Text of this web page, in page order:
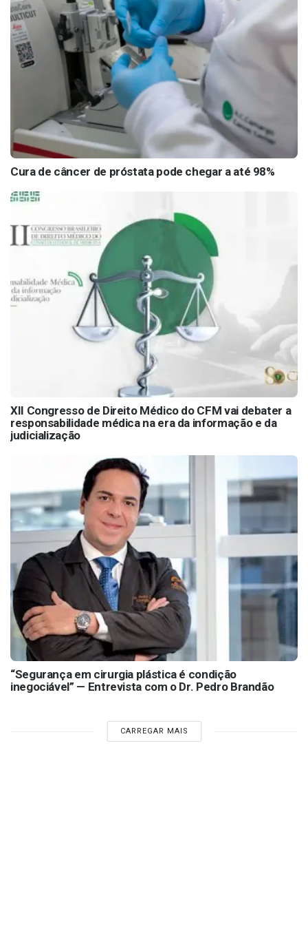
Cura de câncer de próstata pode chegar a até 98%
XII Congresso de Direito Médico do CFM vai debater a
responsabilidade médica na era da informação e da
judicialização
“Segurança em cirurgia plástica é condição
inegociável” — Entrevista com o Dr. Pedro Brandão
CARREGAR MAIS